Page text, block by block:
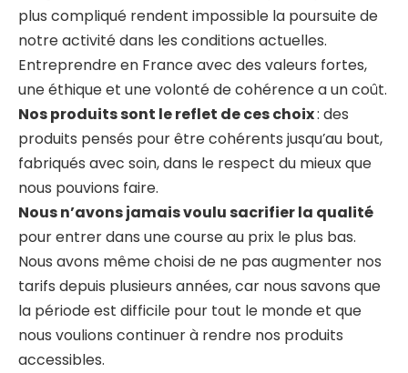
plus compliqué rendent impossible la poursuite de
notre activité dans les conditions actuelles.
Entreprendre en France avec des valeurs fortes,
une éthique et une volonté de cohérence a un coût.
Nos produits sont le reflet de ces choix: des
produits pensés pour être cohérents jusqu’au bout,
fabriqués avec soin, dans le respect du mieux que
nous pouvions faire.
Nous n’avons jamais voulu sacrifier la qualité
pour entrer dans une course au prix le plus bas.
Nous avons même choisi de ne pas augmenter nos
tarifs depuis plusieurs années, car nous savons que
la période est difficile pour tout le monde et que
nous voulions continuer à rendre nos produits
accessibles.